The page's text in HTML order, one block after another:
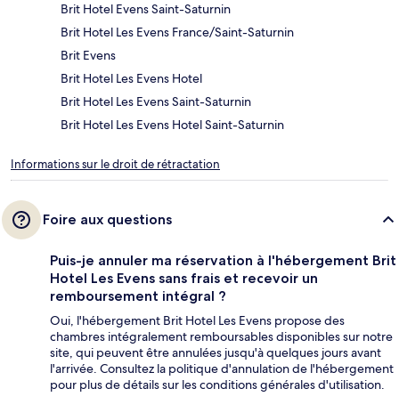
Brit Hotel Evens Saint-Saturnin
Brit Hotel Les Evens France/Saint-Saturnin
Brit Evens
Brit Hotel Les Evens Hotel
Brit Hotel Les Evens Saint-Saturnin
Brit Hotel Les Evens Hotel Saint-Saturnin
Informations sur le droit de rétractation
Foire aux questions
Puis-je annuler ma réservation à l'hébergement Brit
Hotel Les Evens sans frais et recevoir un
remboursement intégral ?
Oui, l'hébergement Brit Hotel Les Evens propose des
chambres intégralement remboursables disponibles sur notre
site, qui peuvent être annulées jusqu'à quelques jours avant
l'arrivée. Consultez la politique d'annulation de l'hébergement
pour plus de détails sur les conditions générales d'utilisation.